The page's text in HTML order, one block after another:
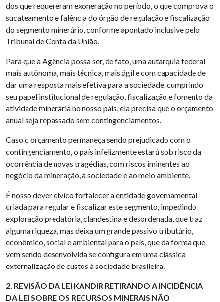
dos que requereram exoneração no período, o que comprova o
sucateamento e falência do órgão de regulação e fiscalização
do segmento minerário, conforme apontado inclusive pelo
Tribunal de Conta da União.
Para que a Agência possa ser, de fato, uma autarquia federal
mais autônoma, mais técnica, mais ágil e com capacidade de
dar uma resposta mais efetiva para a sociedade, cumprindo
seu papel institucional de regulação, fiscalização e fomento da
atividade minerária no nosso país, ela precisa que o orçamento
anual seja repassado sem contingenciamentos.
Caso o orçamento permaneça sendo prejudicado com o
contingenciamento, o país infelizmente estará sob risco da
ocorrência de novas tragédias, com riscos iminentes ao
negócio da mineração, à sociedade e ao meio ambiente.
É nosso dever cívico fortalecer a entidade governamental
criada para regular e fiscalizar este segmento, impedindo
exploração predatória, clandestina e desordenada, que traz
alguma riqueza, mas deixa um grande passivo tributário,
econômico, social e ambiental para o país, que da forma que
vem sendo desenvolvida se configura em uma clássica
externalização de custos à sociedade brasileira.
2. REVISÃO DA LEI KANDIR RETIRANDO A INCIDÊNCIA
DA LEI SOBRE OS RECURSOS MINERAIS NÃO